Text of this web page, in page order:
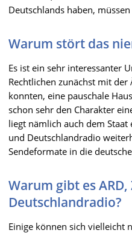
Deutschlands haben,
Warum stört das
Es ist ein sehr interessanter
Rechtlichen zunächst mit
konnten, eine pauschale
schon sehr den Charakter
liegt nämlich auch dem Staat
und Deutschlandradio
Sendeformate in die
Warum gibt es ARD,
Deutschlandradio?
Einige können sich vielleicht